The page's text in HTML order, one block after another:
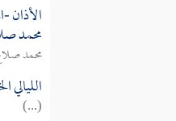
محمد
محمد
الليالي
(...)